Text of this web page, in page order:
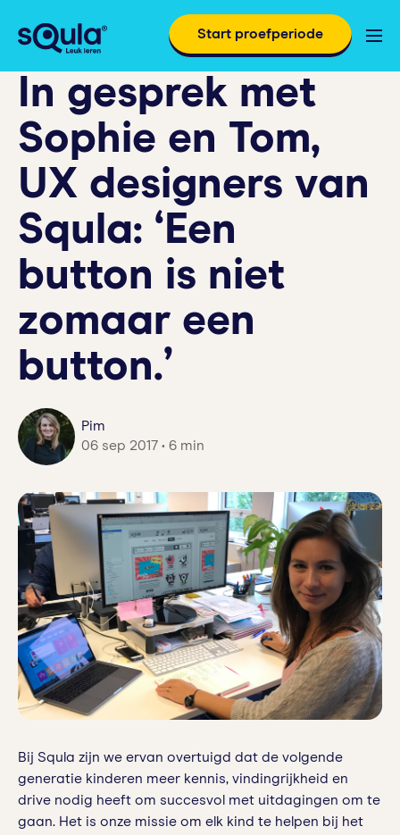
Start proefperiode
In gesprek met
Sophie en Tom,
UX designers van
Squla: ‘Een
button is niet
zomaar een
button.’
Pim
06 sep 2017 • 6 min
Bij Squla zijn we ervan overtuigd dat de volgende
generatie kinderen meer kennis, vindingrijkheid en
drive nodig heeft om succesvol met uitdagingen om te
gaan. Het is onze missie om elk kind te helpen bij het